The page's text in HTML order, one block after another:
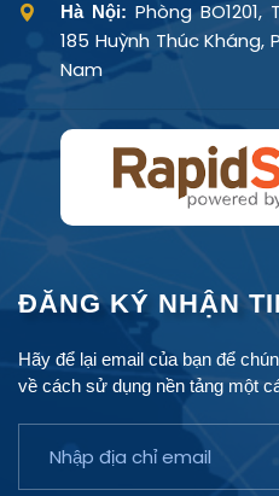
Hà Nội: Phòng
185 Huỳnh Thúc Kháng,
Nam
ĐĂNG KÝ NHẬN
Hãy để lại email của bạn để
về cách sử dụng nền tảng một